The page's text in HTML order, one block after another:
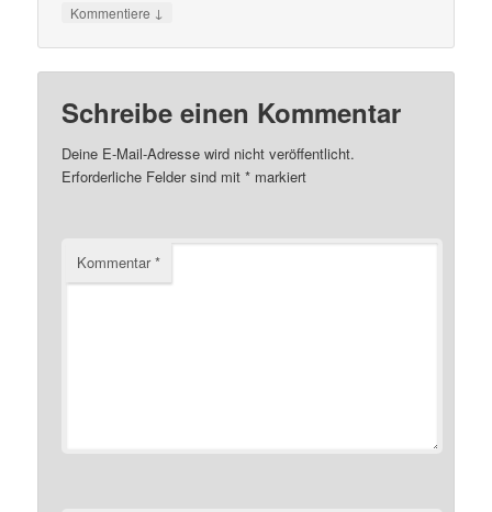
Kommentiere ↓
Schreibe einen Kommentar
Deine E-Mail-Adresse wird nicht veröffentlicht.
Erforderliche Felder sind mit* markiert
Kommentar*